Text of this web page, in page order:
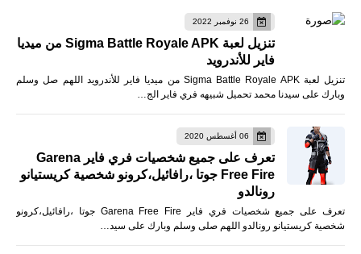
26 نوفمبر 2022
تنزيل لعبة Sigma Battle Royale APK من ميديا
فاير للأندرويد
تنزيل لعبة Sigma Battle Royale APK من ميديا فاير للأندرويد اللهم صل وسلم
وبارك على سيدنا محمد تحميل شبيهه فري فاير الج…
06 أغسطس 2020
تعرف على جميع شخصيات فري فاير Garena
Free Fire جوتا ،رافائيل،كرونو شخصية كريستيانو
رونالدو
تعرف على جميع شخصيات فري فاير Garena Free Fire جوتا ،رافائيل،كرونو
شخصية كريستيانو رونالدو اللهم صلى وسلم وبارك على سيد…